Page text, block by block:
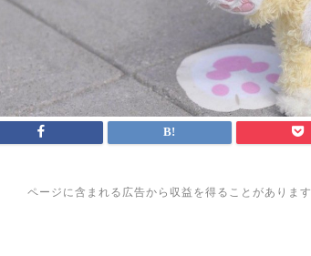
ページに含まれる広告から収益を得ることがあります